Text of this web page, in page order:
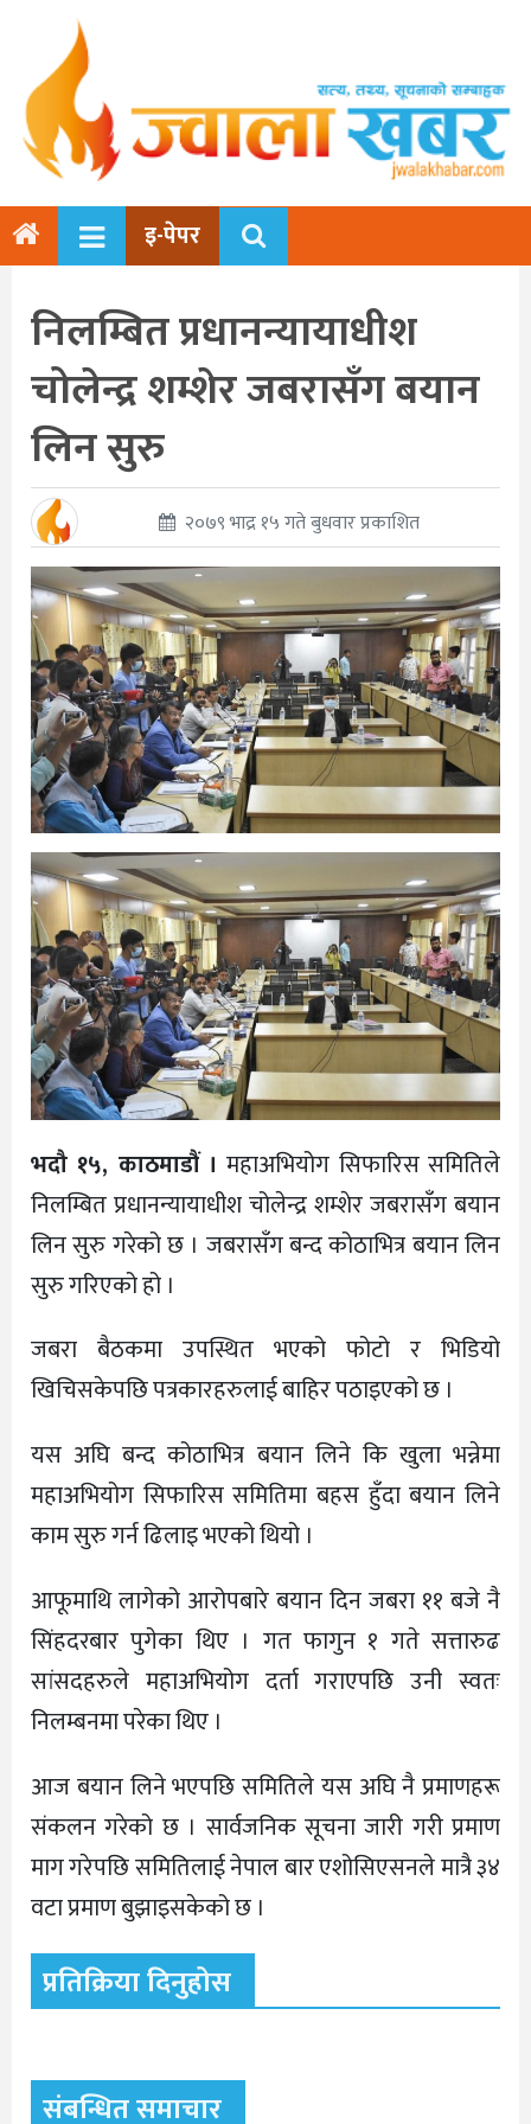
इ-पेपर
निलम्बित प्रधानन्यायाधीश
चोलेन्द्र शम्शेर जबरासँग बयान
लिन सुरु
२०७९ भाद्र १५ गते बुधवार प्रकाशित
भदौ १५, काठमाडौं । महाअभियोग सिफारिस समितिले
निलम्बित प्रधानन्यायाधीश चोलेन्द्र शम्शेर जबरासँग बयान
लिन सुरु गरेको छ । जबरासँग बन्द कोठाभित्र बयान लिन
सुरु गरिएको हो ।
जबरा बैठकमा उपस्थित भएको फोटो र भिडियो
खिचिसकेपछि पत्रकारहरुलाई बाहिर पठाइएको छ ।
यस अघि बन्द कोठाभित्र बयान लिने कि खुला भन्नेमा
महाअभियोग सिफारिस समितिमा बहस हुँदा बयान लिने
काम सुरु गर्न ढिलाइ भएको थियो ।
आफूमाथि लागेको आरोपबारे बयान दिन जबरा ११ बजे नै
सिंहदरबार पुगेका थिए । गत फागुन १ गते सत्तारुढ
सांसदहरुले महाअभियोग दर्ता गराएपछि उनी स्वतः
निलम्बनमा परेका थिए ।
आज बयान लिने भएपछि समितिले यस अघि नै प्रमाणहरू
संकलन गरेको छ । सार्वजनिक सूचना जारी गरी प्रमाण
माग गरेपछि समितिलाई नेपाल बार एशोसिएसनले मात्रै ३४
वटा प्रमाण बुझाइसकेको छ ।
प्रतिक्रिया दिनुहोस
संबन्धित समाचार